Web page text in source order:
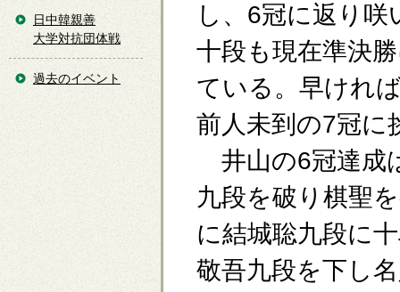
し、6冠に返り咲
十段も現在準決
ている。早けれ
前人未到の7冠に
井山の6冠達成
九段を破り棋聖
に結城聡九段に
敬吾九段を下し
日中韓親善
大学対抗団体戦
過去のイベント